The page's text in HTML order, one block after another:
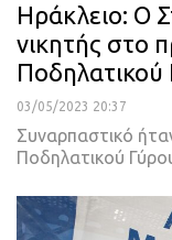
Ηράκλειο: Ο
νικητής στο
03/05/2023 20:37
Συναρπαστικό
Ποδηλατικού